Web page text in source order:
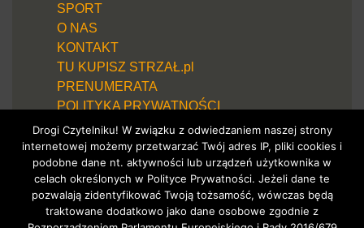
SPORT
O NAS
KONTAKT
TU KUPISZ STRZAŁ.pl
PRENUMERATA
POLITYKA PRYWATNOŚCI
Drogi Czytelniku! W związku z odwiedzaniem naszej strony
internetowej możemy przetwarzać Twój adres IP, pliki cookies i
podobne dane nt. aktywności lub urządzeń użytkownika w
celach określonych w Polityce Prywatności. Jeżeli dane te
pozwalają zidentyfikować Twoją tożsamość, wówczas będą
traktowane dodatkowo jako dane osobowe zgodnie z